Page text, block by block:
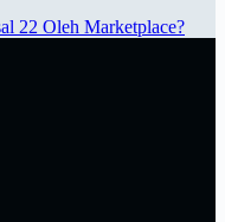
22 Oleh Marketplace?